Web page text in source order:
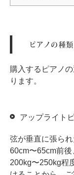
ピアノの種類
購入するピアノ
ります。
アップライト
弦が垂直に張ら
60cm〜65cm前
200kg〜250kg程